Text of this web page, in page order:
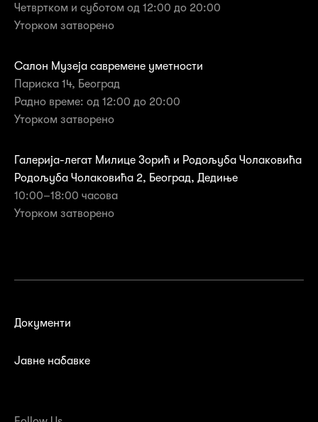
Четвртком и суботом од 12:00 до 20:00
Уторком затворенo
Салон Музеја савремене уметности
Париска 14, Београд
Радно време: од 12:00 до 20:00
Уторком затворено
Галерија-легат Милице Зорић и Родољуба Чолаковића
Родољуба Чолаковића 2, Београд, Дедиње
10:00–18:00 часова
Уторком затворенo
Документи
Јавне набавке